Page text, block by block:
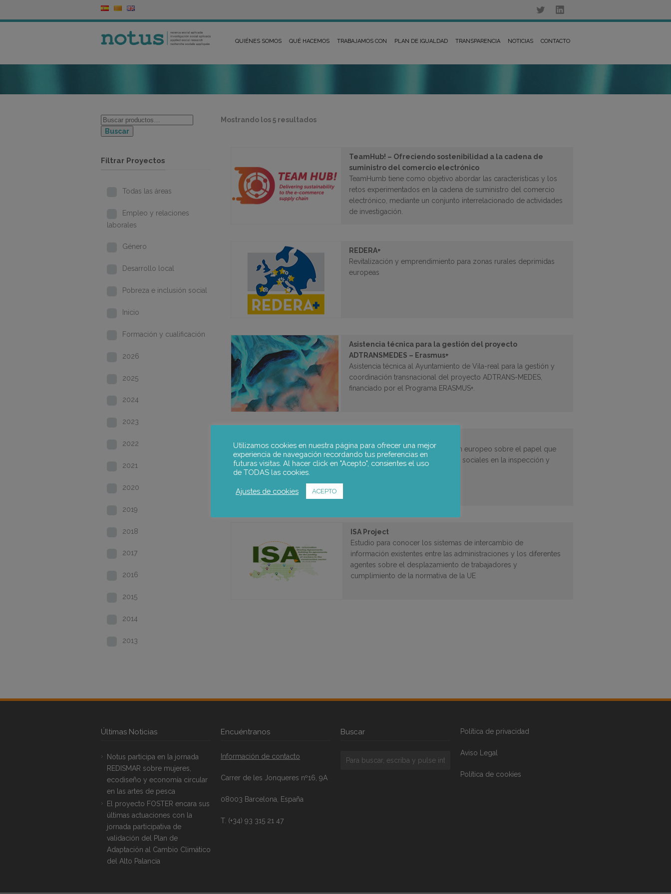
QUIÉNES SOMOS QUÉ HACEMOS TRABAJAMOS CON PLAN DE IGUALDAD TRANSPARENCIA NOTICIAS CONTACTO
Mostrando los 5 resultadosOrdenado
TeamHub! – Ofreciendo sostenibilidad a la cadena de
suministro del comercio electrónico
TeamHumb tiene como objetivo abordar las características y los
retos experimentados en la cadena de suministro del comercio
electrónico, mediante un conjunto interrelacionado de actividades
de investigación.
REDERA+
Revitalización y emprendimiento para zonas rurales deprimidas
europeas
Asistencia técnica para la gestión del proyecto
ADTRANSMEDES – Erasmus+
Asistencia técnica al Ayuntamiento de Vila-real para la gestión y
coordinación transnacional del proyecto ADTRANS-MEDES,
financiado por el Programa ERASMUS+.
SPLIN es un proyecto de investigación europeo sobre el papel que
tienen las instituciones de los agentes sociales en la inspección y
ISA Project
Estudio para conocer los sistemas de intercambio de
información existentes entre las administraciones y los diferentes
agentes sobre el desplazamiento de trabajadores y
cumplimiento de la normativa de la UE
Buscar
Filtrar Proyectos
Todas las áreas
Empleo y relaciones
laborales
Género
Desarrollo local
Pobreza e inclusión social
Inicio
Formación y cualificación
2026
2025
2024
2023
2022
2021
2020
2019
2018
2017
2016
2015
2014
2013
Últimas Noticias
Notus participa en la jornada
REDISMAR sobre mujeres,
ecodiseño y economía circular
en las artes de pesca
El proyecto FOSTER encara sus
últimas actuaciones con la
jornada participativa de
validación del Plan de
Adaptación al Cambio Climático
del Alto Palancia
Encuéntranos
Información de contacto
Carrer de les Jonqueres nº16, 9A
08003 Barcelona, España
T. (+34) 93 315 21 47
Buscar Política de privacidad
Aviso Legal
Política de cookies
Utilizamos cookies en nuestra página para ofrecer una mejor
experiencia de navegación recordando tus preferencias en
futuras visitas. Al hacer click en "Acepto", consientes el uso
de TODAS las cookies.
Ajustes de cookies ACEPTO